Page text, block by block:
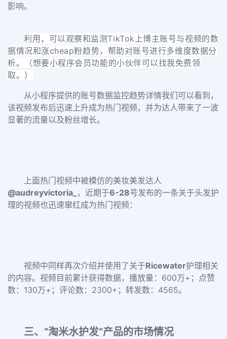
影响。
利用，可以观察和监测TikTok上博主账号与视频的数
据情况和涨cheap粉趋势，帮助对账号进行多维度数据分
析。
（想要小程序会员功能的小伙伴可以找我免费领
取。）
从小程序提供的账号数据监控趋势详情我们可以看到，
该视频发布后迅速上升成为热门视频，并为达人带来了一波
显著的流量以及粉丝增长。
上面热门视频中被模仿的美妆美发达人
@audreyvictoria_ ，近期于6-28号发布的一条关于头发护
理的视频也迅速窜红成为热门视频：
视频中同样再次介绍并使用了关于Ricewater护理相关
的内容。视频目前累计获得数据，播放量：600万+；点赞
数：130万+；评论数：2300+；转发数：4565。
三、“淘米水护发”产品的市场情况